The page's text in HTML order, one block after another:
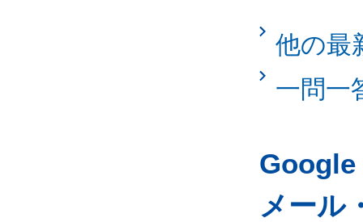
他の最
一問一
Google
メール